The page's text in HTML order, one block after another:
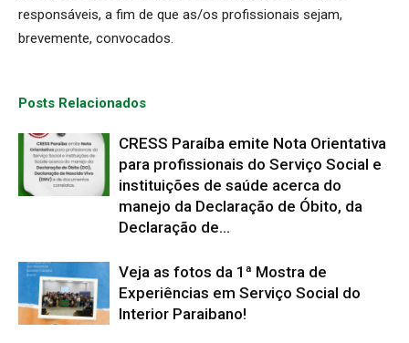
responsáveis, a fim de que as/os profissionais sejam,
brevemente, convocados.
Posts Relacionados
CRESS Paraíba emite Nota Orientativa
para profissionais do Serviço Social e
instituições de saúde acerca do
manejo da Declaração de Óbito, da
Declaração de...
Veja as fotos da 1ª Mostra de
Experiências em Serviço Social do
Interior Paraibano!